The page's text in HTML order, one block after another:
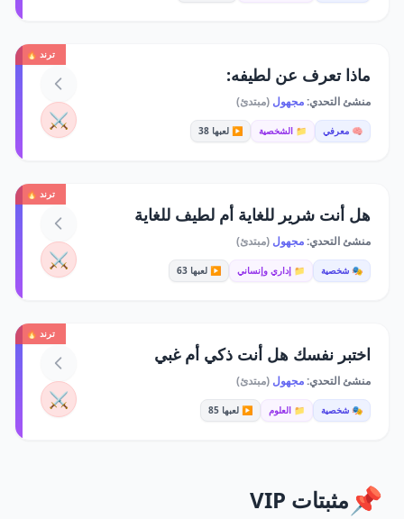
ترند 🔥
ماذا تعرف عن لطيفه:
منشئ التحدي:مجهول (مبتدئ)
🧠 معرفي 📁 الشخصية ▶️ لعبها 38 ⚔️
ترند 🔥
هل أنت شرير للغاية أم لطيف للغاية
منشئ التحدي:مجهول (مبتدئ)
🎭 شخصية 📁 إداري وإنساني ▶️ لعبها 63 ⚔️
ترند 🔥
اختبر نفسك هل أنت ذكي أم غبي
منشئ التحدي:مجهول (مبتدئ)
🎭 شخصية 📁 العلوم ▶️ لعبها 85 ⚔️
📌 مثبتات VIP